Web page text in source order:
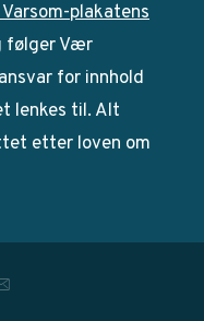
plakatens
følger Vær
for innhold
lenkes til. Alt
etter loven om